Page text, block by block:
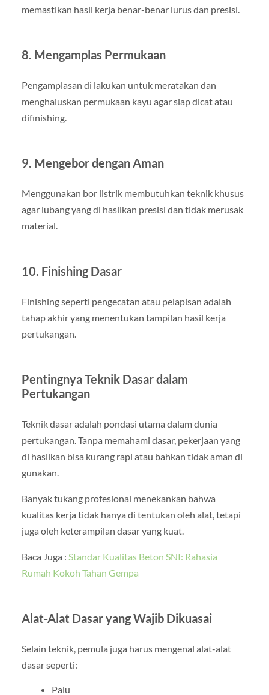
memastikan hasil kerja benar-benar lurus dan presisi.
8. Mengamplas Permukaan
Pengamplasan di lakukan untuk meratakan dan
menghaluskan permukaan kayu agar siap dicat atau
difinishing.
9. Mengebor dengan Aman
Menggunakan bor listrik membutuhkan teknik khusus
agar lubang yang di hasilkan presisi dan tidak merusak
material.
10. Finishing Dasar
Finishing seperti pengecatan atau pelapisan adalah
tahap akhir yang menentukan tampilan hasil kerja
pertukangan.
Pentingnya Teknik Dasar dalam
Pertukangan
Teknik dasar adalah pondasi utama dalam dunia
pertukangan. Tanpa memahami dasar, pekerjaan yang
di hasilkan bisa kurang rapi atau bahkan tidak aman di
gunakan.
Banyak tukang profesional menekankan bahwa
kualitas kerja tidak hanya di tentukan oleh alat, tetapi
juga oleh keterampilan dasar yang kuat.
Baca Juga : Standar Kualitas Beton SNI: Rahasia
Rumah Kokoh Tahan Gempa
Alat-Alat Dasar yang Wajib Dikuasai
Selain teknik, pemula juga harus mengenal alat-alat
dasar seperti:
Palu